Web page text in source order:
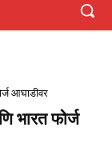
आघाडीवर
भारत फोर्ज